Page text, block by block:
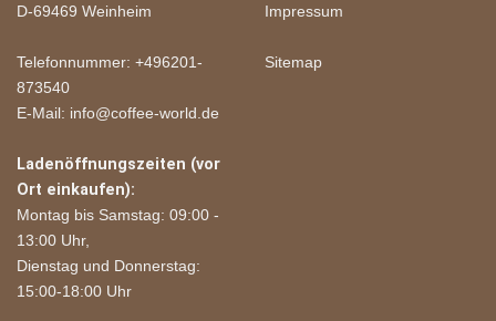
D-69469 Weinheim
Telefonnummer: +496201-
873540
E-Mail: info@coffee-world.de
Ladenöffnungszeiten (vor
Ort einkaufen):
Montag bis Samstag: 09:00 -
13:00 Uhr,
Dienstag und Donnerstag:
15:00-18:00 Uhr
Impressum
Sitemap